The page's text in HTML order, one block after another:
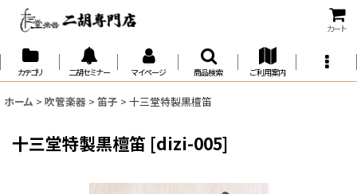
カート
カテゴリ 二胡セミナー マイページ 商品検索 ご利用案内
ホーム > 吹管楽器 > 笛子 > 十三堂特製黒檀笛
十三堂特製黒檀笛 [dizi-005]